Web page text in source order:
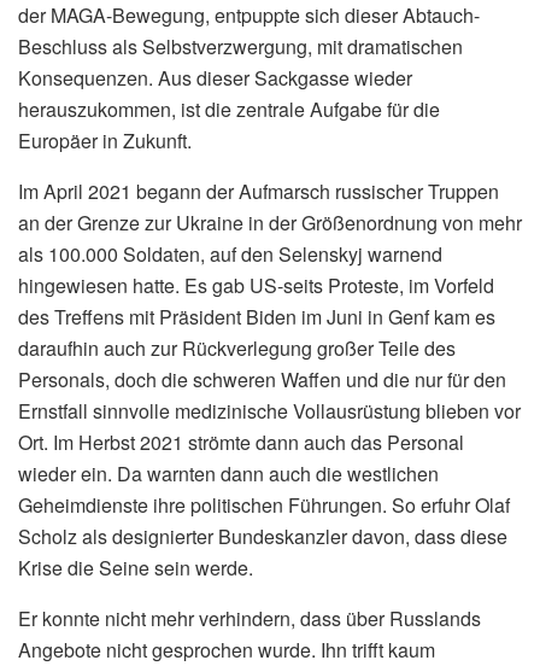
der MAGA-Bewegung, entpuppte sich dieser Abtauch-
Beschluss als Selbstverzwergung, mit dramatischen
Konsequenzen. Aus dieser Sackgasse wieder
herauszukommen, ist die zentrale Aufgabe für die
Europäer in Zukunft.
Im April 2021 begann der Aufmarsch russischer Truppen
an der Grenze zur Ukraine in der Größenordnung von mehr
als 100.000 Soldaten, auf den Selenskyj warnend
hingewiesen hatte. Es gab US-seits Proteste, im Vorfeld
des Treffens mit Präsident Biden im Juni in Genf kam es
daraufhin auch zur Rückverlegung großer Teile des
Personals, doch die schweren Waffen und die nur für den
Ernstfall sinnvolle medizinische Vollausrüstung blieben vor
Ort. Im Herbst 2021 strömte dann auch das Personal
wieder ein. Da warnten dann auch die westlichen
Geheimdienste ihre politischen Führungen. So erfuhr Olaf
Scholz als designierter Bundeskanzler davon, dass diese
Krise die Seine sein werde.
Er konnte nicht mehr verhindern, dass über Russlands
Angebote nicht gesprochen wurde. Ihn trifft kaum